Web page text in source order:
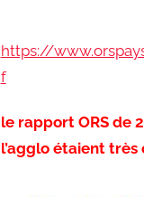
https://
f
le rapport ORS de
l’agglo étaient très